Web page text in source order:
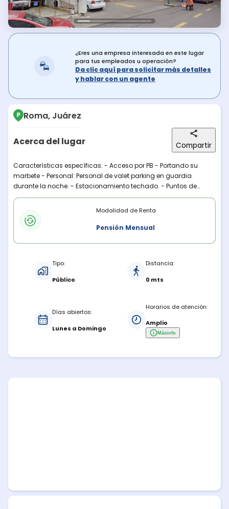
¿Eres una empresa interesada en este lugar
para tus empleados u operación?
Da clic aquí para solicitar más detalles
y hablar con un agente
Roma, Juárez
Acerca del lugar Compartir
Descripción del lugar
Características específicas: - Acceso por PB - Portando su
marbete - Personal: Personal de valet parking en guardia
durante la noche. - Estacionamiento techado. - Puntos de
referencia cercanos: Ubicado sobre Viena y Hamburgo (En
esquina con un Oxxo) - Servicio de lavadas ajeno a la empresa
(proporcionado por choferes)
Modalidades de rentaModalidad de Renta
Pensión Mensual
Tipo:
Público
Distancia:
0 mts
Días abiertos:
Lunes a Domingo
Horarios de atención:
Amplio
Másinfo